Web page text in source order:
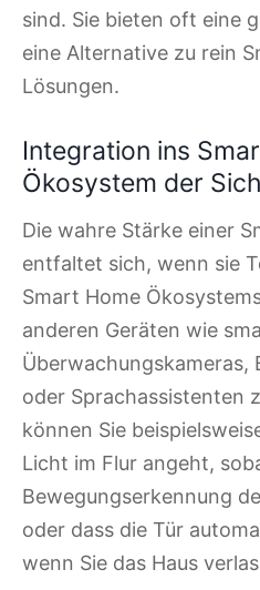
sind. Sie bieten oft eine
eine Alternative zu rein
Lösungen.
Integration ins
Ökosystem der
Die wahre Stärke einer
entfaltet sich, wenn sie
Smart Home
anderen Geräten wie
Überwachungskameras,
oder Sprachassistenten
können Sie
Licht im Flur angeht,
Bewegungserkennung
oder dass die Tür
wenn Sie das Haus